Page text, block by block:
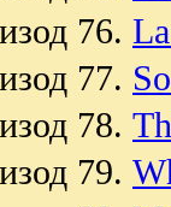
76.
77.
78.
79.